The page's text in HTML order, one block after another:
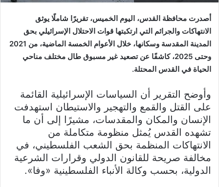
أصدرت محافظة القدس، اليوم الخميس، تقريرًا شاملًا يوثق
الانتهاكات والجرائم التي ارتكبتها قوات الاحتلال الإسرائيلي بحق
المدينة المقدسة وسكانها، خلال الأعوام الخمسة الماضية، من 2021
وحتى 2025، كاشفًا عن تصعيد غير مسبوق طال مختلف مناحي
الحياة في القدس المحتلة.
وأوضح التقرير أن السياسات الإسرائيلية القائمة
على القتل والقمع والتهجير والاستيطان استهدفت
الإنسان والمكان والمقدسات، مشيرًا إلى أن ما
تشهده القدس يُمثل منظومة متكاملة من
الانتهاكات المنظمة بحق الشعب الفلسطيني، في
مخالفة صريحة للقانون الدولي وقرارات الشرعية
الدولية، بحسب وكالة الأنباء الفلسطينية «وفا».